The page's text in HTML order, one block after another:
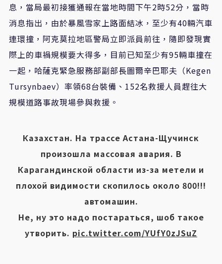
息，當局最初接獲通報在當地時間下午2時52分，當時
消息指出，由於暴風雪家上路面結冰，至少有40輛汽車
連環撞，阿克莫拉地區警局立即派員前往，隨即發現實
際上的車禍規模要大得多，目前已知至少有95輛車撞在
一起，哈薩克緊急服務部副部長圖爾辛巴耶夫（Kegen
Tursynbaev）率領68台裝備、152名救援人員趕往大
規模道路事故現場參與救援。
Казахстан. На трассе Астана-Щучинск
произошла массовая авария. В
Карагандинской области из-за метели и
плохой видимости скопилось около 800!!!
автомашин.
Не, ну это надо постараться, шоб такое
утворить. pic.twitter.com/YUfY0zJSuZ